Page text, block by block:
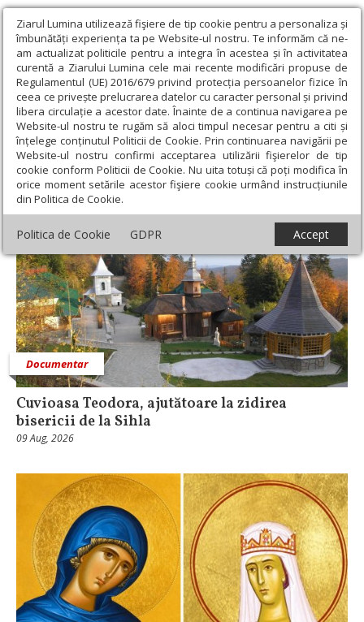
Ziarul Lumina utilizează fişiere de tip cookie pentru a personaliza și
îmbunătăți experiența ta pe Website-ul nostru. Te informăm că ne-
am actualizat politicile pentru a integra în acestea și în activitatea
curentă a Ziarului Lumina cele mai recente modificări propuse de
Regulamentul (UE) 2016/679 privind protecția persoanelor fizice în
ceea ce privește prelucrarea datelor cu caracter personal și privind
libera circulație a acestor date. Înainte de a continua navigarea pe
Website-ul nostru te rugăm să aloci timpul necesar pentru a citi și
înțelege conținutul Politicii de Cookie. Prin continuarea navigării pe
Website-ul nostru confirmi acceptarea utilizării fişierelor de tip
cookie conform Politicii de Cookie. Nu uita totuși că poți modifica în
orice moment setările acestor fişiere cookie urmând instrucțiunile
din Politica de Cookie.
Politica de Cookie GDPR Accept
Ziarul Lumina › Actualitate religioasă
Actualitate religioasă
Documentar
Cuvioasa Teodora, ajutătoare la zidirea
bisericii de la Sihla
09 Aug, 2026